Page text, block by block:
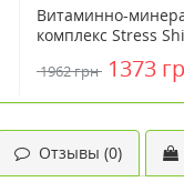
Витаминно-
комплекс Stress
Кантри Лайф /
1962 грн 1373
Отзывы (0)